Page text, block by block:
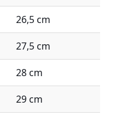
26,5 cm
27,5 cm
28 cm
29 cm